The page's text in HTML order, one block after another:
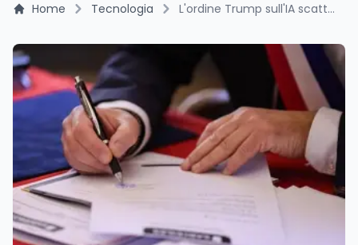
Home Tecnologia L'ordine Trump sull'IA scatta due mesi prima dell'AI Act pieno